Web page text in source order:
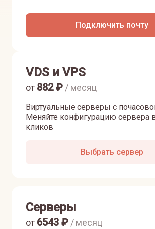
Подключить почту
VDS и VPS
Виртуальные серверы с
Меняйте конфигурацию сервера
кликов
от 882₽ / месяц
Выбрать сервер
Серверы
от 6543 ₽ / месяц